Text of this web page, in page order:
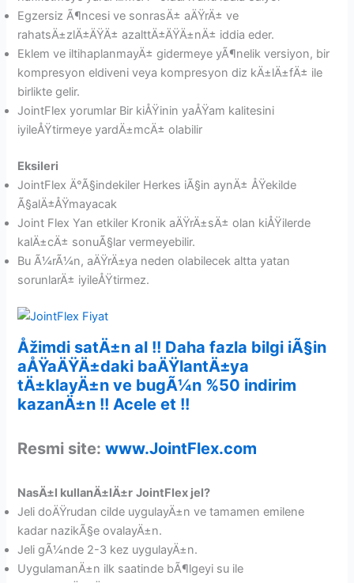
Egzersiz Ã¶ncesi ve sonrasÄ± aÄŸrÄ± ve
rahatsÄ±zlÄ±ÄŸÄ± azalttÄ±ÄŸÄ±nÄ± iddia eder.
Eklem ve iltihaplanmayÄ± gidermeye yÃ¶nelik versiyon, bir
kompresyon eldiveni veya kompresyon diz kÄ±lÄ±fÄ± ile
birlikte gelir.
JointFlex yorumlar Bir kiÅŸinin yaÅŸam kalitesini
iyileÅŸtirmeye yardÄ±mcÄ± olabilir
Eksileri
JointFlex Ä°Ã§indekiler Herkes iÃ§in aynÄ± ÅŸekilde
Ã§alÄ±ÅŸmayacak
Joint Flex Yan etkiler Kronik aÄŸrÄ±sÄ± olan kiÅŸilerde
kalÄ±cÄ± sonuÃ§lar vermeyebilir.
Bu Ã¼rÃ¼n, aÄŸrÄ±ya neden olabilecek altta yatan
sorunlarÄ± iyileÅŸtirmez.
Åžimdi satÄ±n al !! Daha fazla bilgi iÃ§in
aÅŸaÄŸÄ±daki baÄŸlantÄ±ya
tÄ±klayÄ±n ve bugÃ¼n %50 indirim
kazanÄ±n !! Acele et !!
Resmi site:www.JointFlex.com
NasÄ±l kullanÄ±lÄ±r JointFlex jel?
Jeli doÄŸrudan cilde uygulayÄ±n ve tamamen emilene
kadar nazikÃ§e ovalayÄ±n.
Jeli gÃ¼nde 2-3 kez uygulayÄ±n.
UygulamanÄ±n ilk saatinde bÃ¶lgeyi su ile